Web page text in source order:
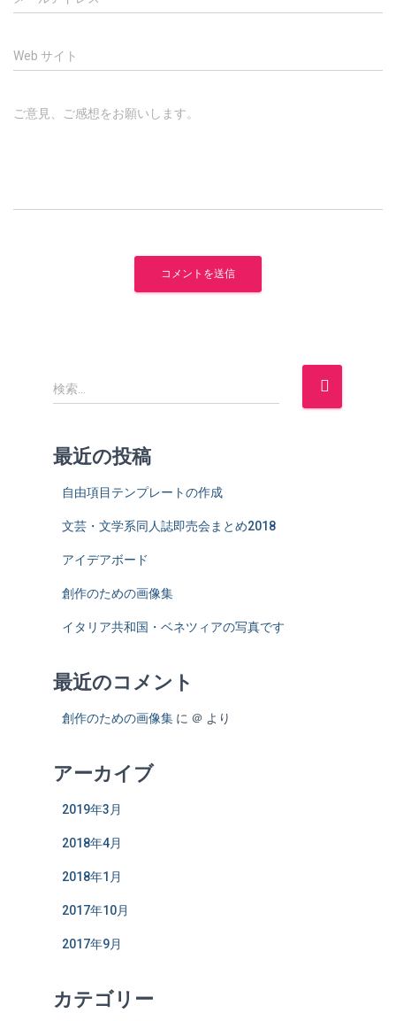
Web サイト
ご意見、ご感想をお願いします。
検
索
検索…
最近の投稿
自由項目テンプレートの作成
文芸・文学系同人誌即売会まとめ2018
アイデアボード
創作のための画像集
イタリア共和国・ベネツィアの写真です
最近のコメント
創作のための画像集 に ＠ より
アーカイブ
2019年3月
2018年4月
2018年1月
2017年10月
2017年9月
カテゴリー